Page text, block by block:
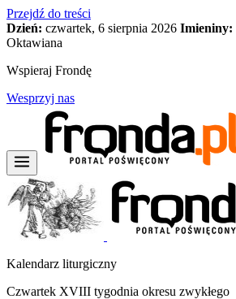
Przejdź do treści
Dzień: czwartek, 6 sierpnia 2026 Imieniny:
Oktawiana
Wspieraj Frondę
Wesprzyj nas
Kalendarz liturgiczny
Czwartek XVIII tygodnia okresu zwykłego